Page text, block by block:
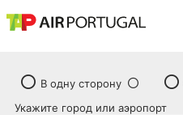
В одну сторону
Укажите город или аэропорт